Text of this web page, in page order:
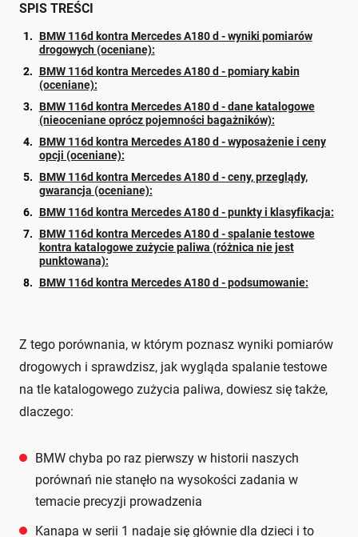
SPIS TREŚCI
BMW 116d kontra Mercedes A180 d - wyniki pomiarów
drogowych (oceniane):
BMW 116d kontra Mercedes A180 d - pomiary kabin
(oceniane):
BMW 116d kontra Mercedes A180 d - dane katalogowe
(nieoceniane oprócz pojemności bagażników):
BMW 116d kontra Mercedes A180 d - wyposażenie i ceny
opcji (oceniane):
BMW 116d kontra Mercedes A180 d - ceny, przeglądy,
gwarancja (oceniane):
BMW 116d kontra Mercedes A180 d - punkty i klasyfikacja:
BMW 116d kontra Mercedes A180 d - spalanie testowe
kontra katalogowe zużycie paliwa (różnica nie jest
punktowana):
BMW 116d kontra Mercedes A180 d - podsumowanie:
Z tego porównania, w którym poznasz wyniki pomiarów
drogowych i sprawdzisz, jak wygląda spalanie testowe
na tle katalogowego zużycia paliwa, dowiesz się także,
dlaczego:
BMW chyba po raz pierwszy w historii naszych
porównań nie stanęło na wysokości zadania w
temacie precyzji prowadzenia
Kanapa w serii 1 nadaje się głównie dla dzieci i to